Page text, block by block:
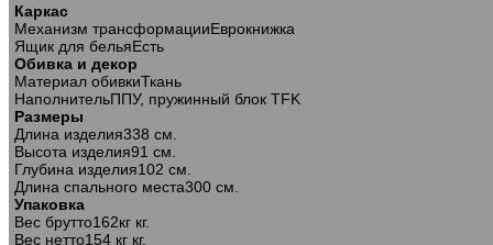
Каркас
Механизм трансформацииЕврокнижка
Ящик для бельяЕсть
Обивка и декор
Материал обивкиТкань
НаполнительППУ, пружинный блок TFK
Размеры
Длина изделия338 см.
Высота изделия91 см.
Глубина изделия102 см.
Длина спального места300 см.
Упаковка
Вес брутто162кг кг.
Вес нетто154 кг кг.